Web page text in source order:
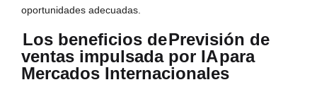
oportunidades adecuadas.
Los beneficios dePrevisión de
ventas impulsada por IApara
Mercados Internacionales